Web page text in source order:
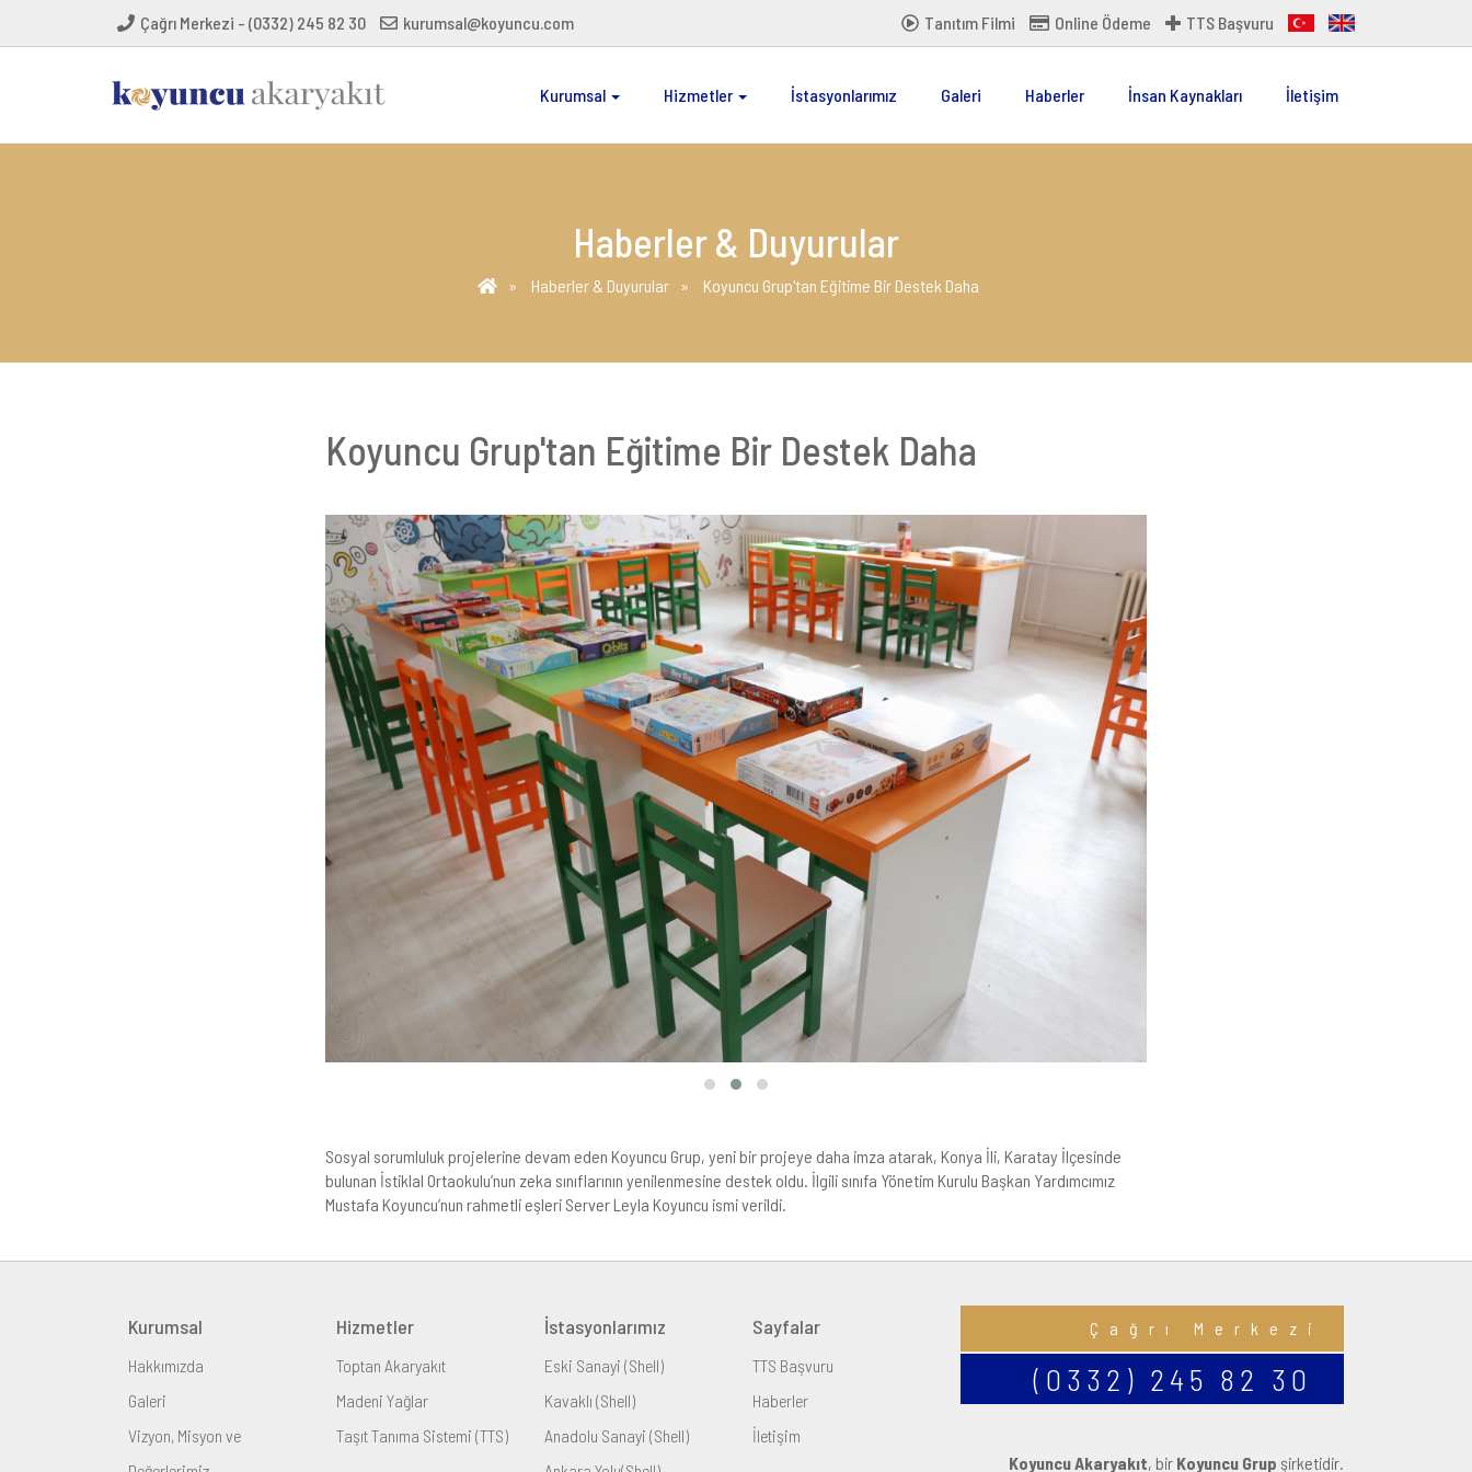
Çağrı Merkezi - (0332) 245 82 30 kurumsal@koyuncu.com Tanıtım Filmi Online Ödeme TTS Başvuru
Kurumsal Hizmetler İstasyonlarımız Galeri Haberler İnsan Kaynakları İletişim
Haberler & Duyurular
Haberler & Duyurular Koyuncu Grup'tan Eğitime Bir Destek Daha
Koyuncu Grup'tan Eğitime Bir Destek Daha
Sosyal sorumluluk projelerine devam eden Koyuncu Grup, yeni bir projeye daha imza atarak, Konya İli, Karatay İlçesinde
bulunan İstiklal Ortaokulu’nun zeka sınıflarının yenilenmesine destek oldu. İlgili sınıfa Yönetim Kurulu Başkan Yardımcımız
Mustafa Koyuncu’nun rahmetli eşleri Server Leyla Koyuncu ismi verildi.
Kurumsal
Hakkımızda
Galeri
Vizyon, Misyon ve
Hizmetler
Toptan Akaryakıt
Madeni Yağlar
Taşıt Tanıma Sistemi (TTS)
İstasyonlarımız
Eski Sanayi (Shell)
Kavaklı (Shell)
Anadolu Sanayi (Shell)
Sayfalar
TTS Başvuru
Haberler
İletişim
Çağrı Merkezi
(0332) 245 82 30
Koyuncu Akaryakıt, bir Koyuncu Grup şirketidir.